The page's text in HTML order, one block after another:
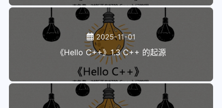
2025-11-01
《Hello C++》1.3 C++ 的起源